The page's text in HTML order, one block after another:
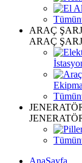
ARAÇ
ARAÇ
AnaSayfa